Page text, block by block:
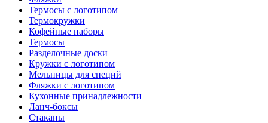
Термосы с логотипом
Термокружки
Кофейные наборы
Термосы
Разделочные доски
Кружки с логотипом
Мельницы для специй
Фляжки с логотипом
Кухонные принадлежности
Ланч-боксы
Стаканы